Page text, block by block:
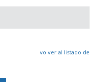
volver al listado de